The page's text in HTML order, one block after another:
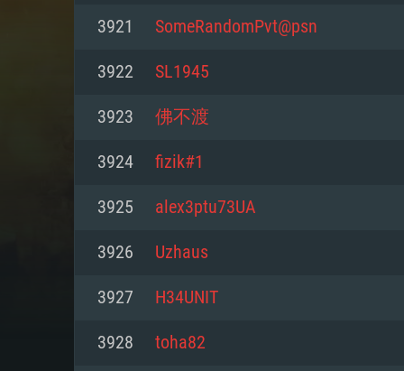
3921 SomeRandomPvt@psn
3922 SL1945
3923 佛不渡
3924 fizik#1
3925 alex3ptu73UA
3926 Uzhaus
3927 H34UNIT
3928 toha82